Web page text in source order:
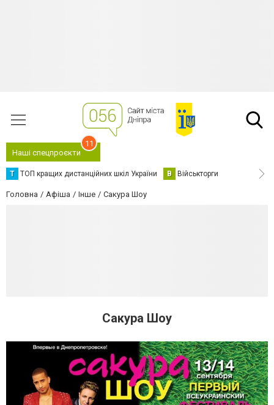
Наші спецпроєкти
11
Т ТОП кращих дистанційних шкіл України В Військторги
Головна Афіша Інше Сакура Шоу
Сакура Шоу